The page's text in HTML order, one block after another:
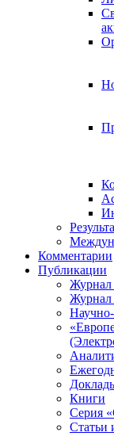
Комментарии
Публикации
Журнал
Журнал
Книги
Серия
Статьи